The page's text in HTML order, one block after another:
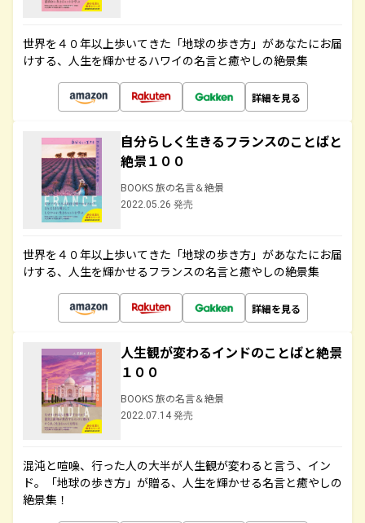
世界を４０年以上歩いてきた「地球の歩き方」があなたにお届
けする、人生を輝かせるハワイの名言と癒やしの絶景集
詳細を見る
自分らしく生きるフランスのことばと
絶景１００
BOOKS 旅の名言＆絶景
2022.05.26 発売
世界を４０年以上歩いてきた「地球の歩き方」があなたにお届
けする、人生を輝かせるフランスの名言と癒やしの絶景集
詳細を見る
人生観が変わるインドのことばと絶景
１００
BOOKS 旅の名言＆絶景
2022.07.14 発売
混沌と喧噪、行った人の大半が人生観が変わると言う、イン
ド。「地球の歩き方」が贈る、人生を輝かせる名言と癒やしの
絶景集！